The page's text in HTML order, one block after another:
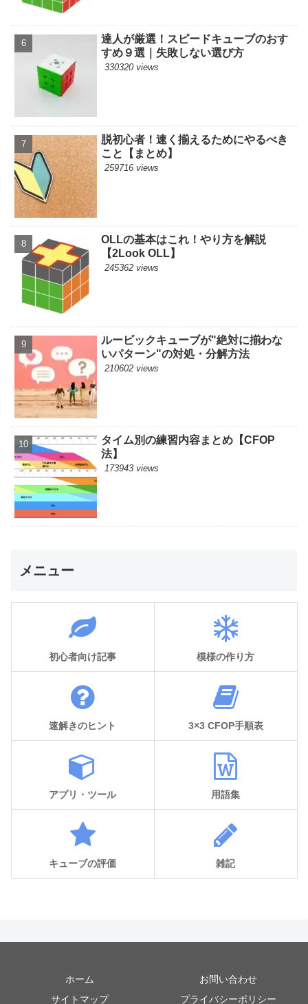
達人が厳選！スピードキューブのおす
すめ９選｜失敗しない選び方
330320 views
脱初心者！速く揃えるためにやるべき
こと【まとめ】
259716 views
OLLの基本はこれ！やり方を解説
【2Look OLL】
245362 views
ルービックキューブが"絶対に揃わな
いパターン"の対処・分解方法
210602 views
タイム別の練習内容まとめ【CFOP
法】
173943 views
メニュー
初心者向け記事 模様の作り方
速解きのヒント 3×3 CFOP手順表
アプリ・ツール 用語集
キューブの評価 雑記
ホーム
お問い合わせ
サイトマップ
プライバシーポリシー